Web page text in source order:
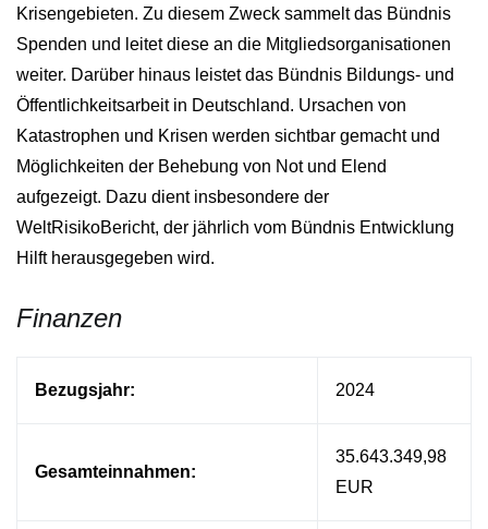
Krisengebieten. Zu diesem Zweck sammelt das Bündnis
Spenden und leitet diese an die Mitgliedsorganisationen
weiter. Darüber hinaus leistet das Bündnis Bildungs- und
Öffentlichkeitsarbeit in Deutschland. Ursachen von
Katastrophen und Krisen werden sichtbar gemacht und
Möglichkeiten der Behebung von Not und Elend
aufgezeigt. Dazu dient insbesondere der
WeltRisikoBericht, der jährlich vom Bündnis Entwicklung
Hilft herausgegeben wird.
Finanzen
Bezugsjahr: 2024
Gesamteinnahmen:
35.643.349,98
EUR